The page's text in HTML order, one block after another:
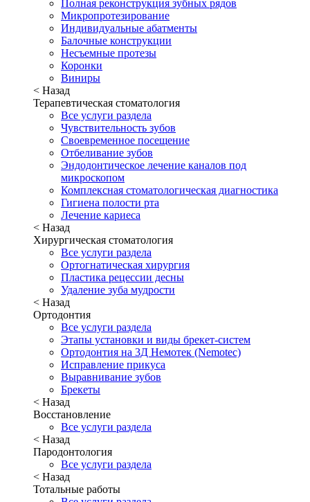
Полная реконструкция зубных рядов
Микропротезирование
Индивидуальные абатменты
Балочные конструкции
Несъемные протезы
Коронки
Виниры
< Назад
Терапевтическая стоматология
Все услуги раздела
Чувствительность зубов
Своевременное посещение
Отбеливание зубов
Эндодонтическое лечение каналов под
микроскопом
Комплексная стоматологическая диагностика
Гигиена полости рта
Лечение кариеса
< Назад
Хирургическая стоматология
Все услуги раздела
Ортогнатическая хирургия
Пластика рецессии десны
Удаление зуба мудрости
< Назад
Ортодонтия
Все услуги раздела
Этапы установки и виды брекет-систем
Ортодонтия на 3Д Немотек (Nemotec)
Исправление прикуса
Выравнивание зубов
Брекеты
< Назад
Восстановление
Все услуги раздела
< Назад
Пародонтология
Все услуги раздела
< Назад
Тотальные работы